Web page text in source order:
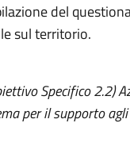
del
sul territorio.
Specifico 2.2)
per il supporto